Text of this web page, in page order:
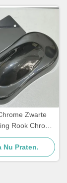
Zwarte
Rook Chrome
Nu Praten.